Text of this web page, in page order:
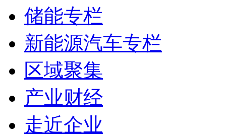
储能专栏
新能源汽车专栏
区域聚集
产业财经
走近企业